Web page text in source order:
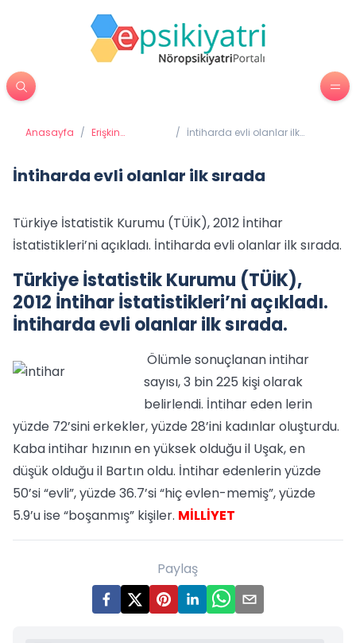
Anasayfa / Erişkin
/ İntiharda evli olanlar ilk
İntiharda evli olanlar ilk sırada
Türkiye İstatistik Kurumu (TÜİK), 2012 İntihar
İstatistikleri’ni açıkladı. İntiharda evli olanlar ilk sırada.
Türkiye İstatistik Kurumu (TÜİK),
2012 İntihar İstatistikleri’ni açıkladı.
İntiharda evli olanlar ilk sırada.
Ölümle sonuçlanan intihar
sayısı, 3 bin 225 kişi olarak
belirlendi. İntihar eden lerin
yüzde 72’sini erkekler, yüzde 28’ini kadınlar oluşturdu.
Kaba intihar hızının en yüksek olduğu il Uşak, en
düşük olduğu il Bartın oldu. İntihar edenlerin yüzde
50’si “evli”, yüzde 36.7’si “hiç evlen-memiş”, yüzde
5.9’u ise “boşanmış” kişiler. MİLLİYET
Paylaş